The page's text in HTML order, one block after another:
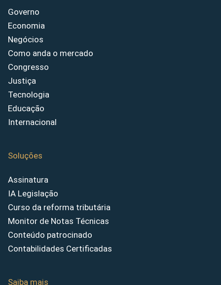
Governo
Economia
Negócios
Como anda o mercado
Congresso
Justiça
Tecnologia
Educação
Internacional
Soluções
Assinatura
IA Legislação
Curso da reforma tributária
Monitor de Notas Técnicas
Conteúdo patrocinado
Contabilidades Certificadas
Saiba mais